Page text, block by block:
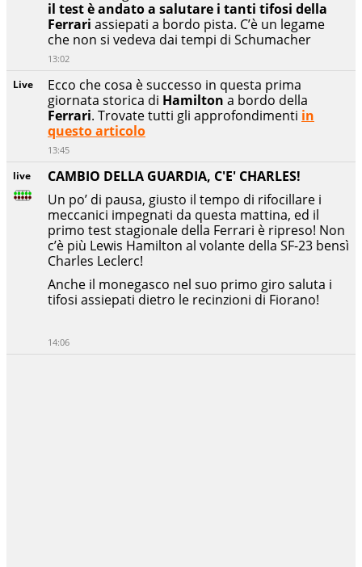
live
CAMBIO DELLA GUARDIA, C'E' CHARLES!
Un po’ di pausa, giusto il tempo di rifocillare i
meccanici impegnati da questa mattina, ed il
primo test stagionale della Ferrari è ripreso! Non
c’è più Lewis Hamilton al volante della SF-23 bensì
Charles Leclerc!
Anche il monegasco nel suo primo giro saluta i
tifosi assiepati dietro le recinzioni di Fiorano!
14:06
Live
Ecco che cosa è successo in questa prima
giornata storica di Hamilton a bordo della
Ferrari. Trovate tutti gli approfondimenti in
questo articolo
13:45
il test è andato a salutare i tanti tifosi della
Ferrari assiepati a bordo pista. C’è un legame
che non si vedeva dai tempi di Schumacher
13:02